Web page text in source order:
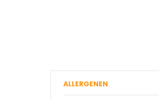
ALLERGENEN